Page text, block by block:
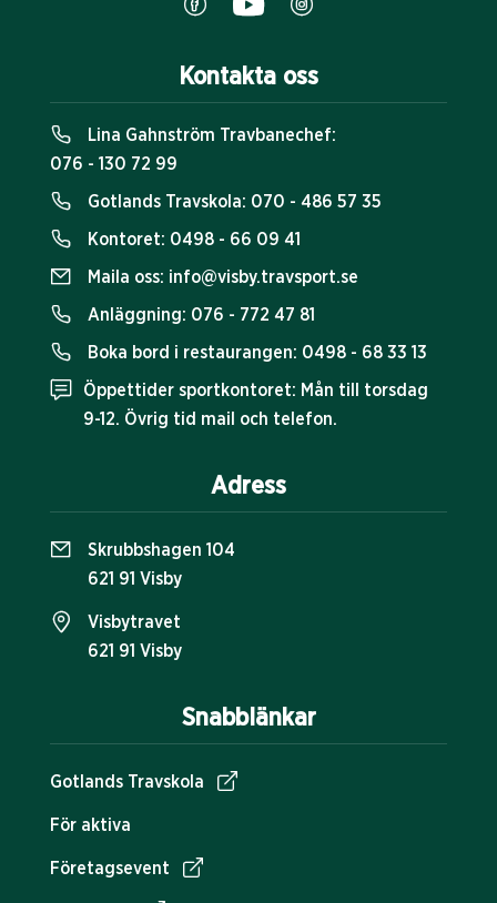
Snabblänkar
Gotlands Travskola
För aktiva
Företagsevent
Kontakta oss
Lina Gahnström Travbanechef:
076 - 130 72 99
Gotlands Travskola: 070 - 486 57 35
Kontoret: 0498 - 66 09 41
Maila oss: info@visby.travsport.se
Anläggning: 076 - 772 47 81
Boka bord i restaurangen: 0498 - 68 33 13
Öppettider sportkontoret: Mån till torsdag
9-12. Övrig tid mail och telefon.
Adress
Skrubbshagen 104
621 91 Visby
Visbytravet
621 91 Visby